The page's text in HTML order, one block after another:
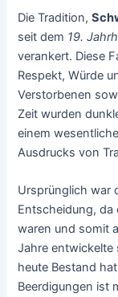
Die Tradition,
seit dem 19.
verankert. Diese
Respekt, Würde
Verstorbenen
Zeit wurden
einem
Ausdrucks von
Ursprünglich war
Entscheidung,
waren und somit
Jahre entwickelte
heute Bestand
Beerdigungen ist